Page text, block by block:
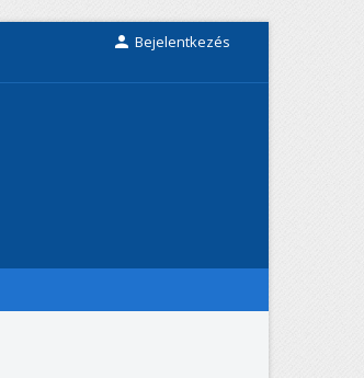
 Bejelentkezés